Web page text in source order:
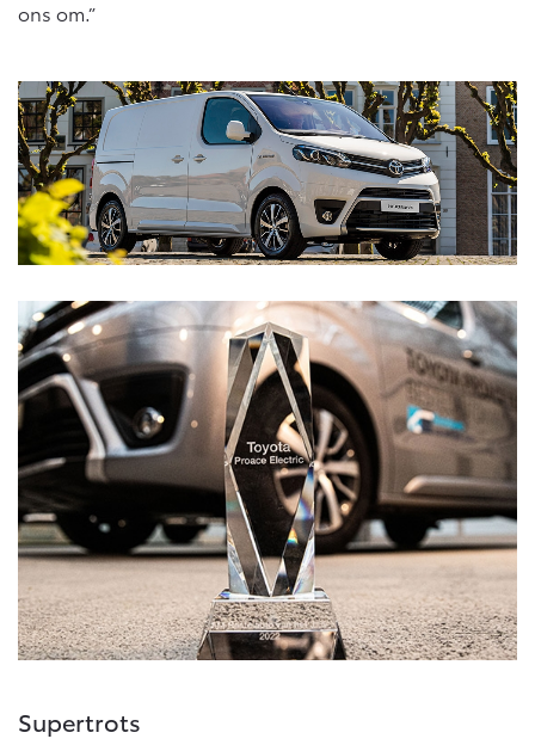
Vanaf € 46.301,-
Land Cruiser (excl. BTW)
ons om.”
Supertrots